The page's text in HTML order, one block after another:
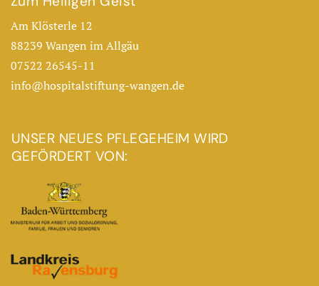
Am Klösterle 12
88239 Wangen im Allgäu
07522 26545-11
info@hospitalstiftung-wangen.de
UNSER NEUES PFLEGEHEIM WIRD
GEFÖRDERT VON: